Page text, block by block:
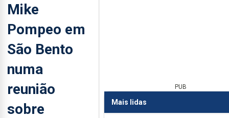
Mike
Pompeo em
São Bento
numa
reunião
sobre
PUB
Mais lidas